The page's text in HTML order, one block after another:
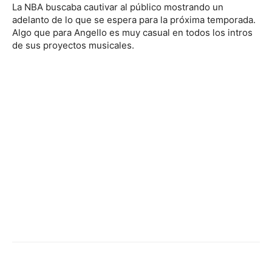
La NBA buscaba cautivar al público mostrando un
adelanto de lo que se espera para la próxima temporada.
Algo que para Angello es muy casual en todos los intros
de sus proyectos musicales.